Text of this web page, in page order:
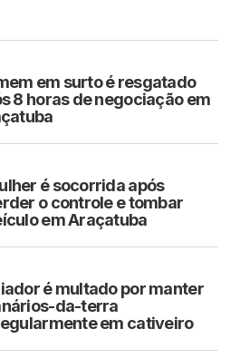
em surto é resgatado
8 horas de negociação em
é socorrida após
o controle e tombar
em Araçatuba
é multado por manter
da-terra
em cativeiro